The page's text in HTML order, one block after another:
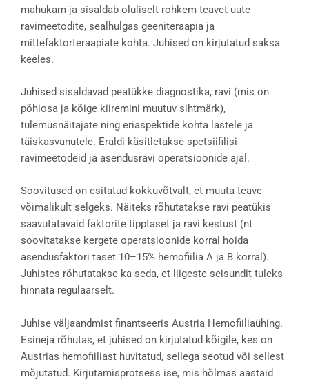
mahukam ja sisaldab oluliselt rohkem teavet uute
ravimeetodite, sealhulgas geeniteraapia ja
mittefaktorteraapiate kohta. Juhised on kirjutatud saksa
keeles.
Juhised sisaldavad peatükke diagnostika, ravi (mis on
põhiosa ja kõige kiiremini muutuv sihtmärk),
tulemusnäitajate ning eriaspektide kohta lastele ja
täiskasvanutele. Eraldi käsitletakse spetsiifilisi
ravimeetodeid ja asendusravi operatsioonide ajal.
Soovitused on esitatud kokkuvõtvalt, et muuta teave
võimalikult selgeks. Näiteks rõhutatakse ravi peatükis
saavutatavaid faktorite tipptaset ja ravi kestust (nt
soovitatakse kergete operatsioonide korral hoida
asendusfaktori taset 10–15% hemofiilia A ja B korral).
Juhistes rõhutatakse ka seda, et liigeste seisundit tuleks
hinnata regulaarselt.
Juhise väljaandmist finantseeris Austria Hemofiiliaühing.
Esineja rõhutas, et juhised on kirjutatud kõigile, kes on
Austrias hemofiiliast huvitatud, sellega seotud või sellest
mõjutatud. Kirjutamisprotsess ise, mis hõlmas aastaid